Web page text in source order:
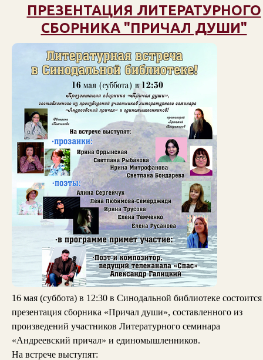
ПРЕЗЕНТАЦИЯ ЛИТЕРАТУРНОГО
СБОРНИКА "ПРИЧАЛ ДУШИ"
16 мая (суббота) в 12:30 в Синодальной библиотеке состоится
презентация сборника «Причал души», составленного из
произведений участников Литературного семинара
«Андреевский причал» и единомышленников.
На встрече выступят: